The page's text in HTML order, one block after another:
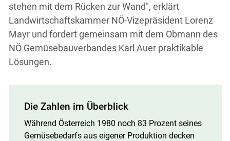
stehen mit dem Rücken zur Wand", erklärt
Landwirtschaftskammer NÖ-Vizepräsident Lorenz
Mayr und fordert gemeinsam mit dem Obmann des
NÖ Gemüsebauverbandes Karl Auer praktikable
Lösungen.
Die Zahlen im Überblick
Während Österreich 1980 noch 83 Prozent seines
Gemüsebedarfs aus eigener Produktion decken